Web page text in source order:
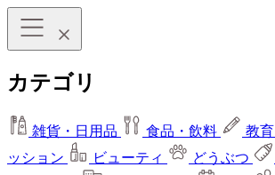
カテゴリ
雑貨・日用品 食品・飲料 教育
ッション
ビューティ どうぶつ